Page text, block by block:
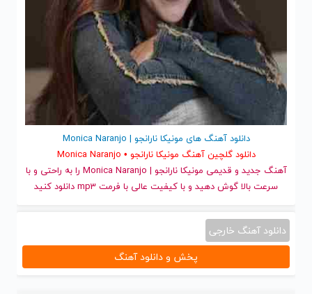
دانلود آهنگ های مونیکا نارانجو | Monica Naranjo
دانلود گلچین آهنگ مونیکا نارانجو • Monica Naranjo
آهنگ جدید
و قدیمی مونیکا نارانجو | Monica Naranjo را به راحتی و با
سرعت بالا گوش دهید و با کیفیت عالی با فرمت mp3 دانلود کنید
دانلود آهنگ خارجی
پخش و دانلود آهنگ